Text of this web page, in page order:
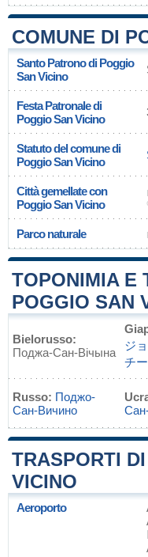
COMUNE DI
Santo Patrono di Poggio
San Vicino
Festa Patronale di
Poggio San Vicino
Statuto del comune di
Poggio San Vicino
Città gemellate con
Poggio San Vicino
Parco naturale
TOPONIMIA E
POGGIO SAN
Bielorusso:
Поджа-Сан-Вічына
ジ
チ
Russo: Поджо-
Сан-Вичино
TRASPORTI
VICINO
Aeroporto